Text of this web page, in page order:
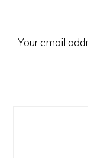
Your email